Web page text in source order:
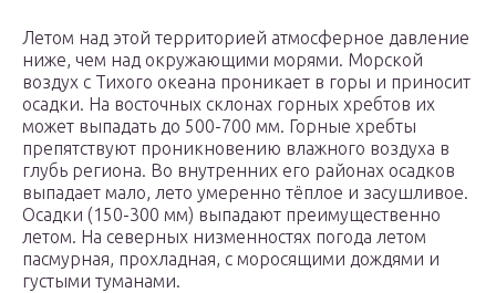
Летом над этой территорией атмосферное давление
ниже, чем над окружающими морями. Морской
воздух с Тихого океана проникает в горы и приносит
осадки. На восточных склонах горных хребтов их
может выпадать до 500-700 мм. Горные хребты
препятствуют проникновению влажного воздуха в
глубь региона. Во внутренних его районах осадков
выпадает мало, лето умеренно тёплое и засушливое.
Осадки (150-300 мм) выпадают преимущественно
летом. На северных низменностях погода летом
пасмурная, прохладная, с моросящими дождями и
густыми туманами.